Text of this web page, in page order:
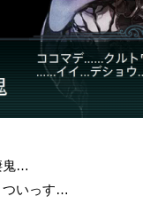
鬼…
ついっす…